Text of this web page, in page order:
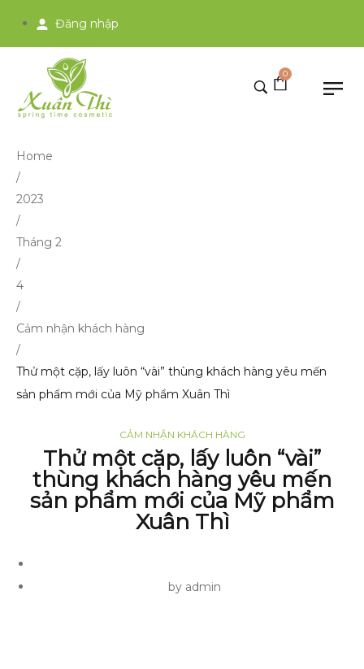
Đăng nhập
0
Home
/
2023
/
Tháng 2
/
4
/
Cảm nhận khách hàng
/
Thử một cặp, lấy luôn “vài” thùng khách hàng yêu mến
sản phẩm mới của Mỹ phẩm Xuân Thì
CẢM NHẬN KHÁCH HÀNG
Thử một cặp, lấy luôn “vài”
thùng khách hàng yêu mến
sản phẩm mới của Mỹ phẩm
Xuân Thì
by admin